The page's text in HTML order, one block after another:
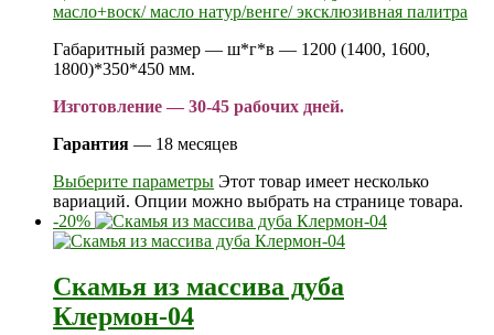
масло+воск/ масло натур/венге/ эксклюзивная палитра
Габаритный размер — ш*г*в — 1200 (1400, 1600,
1800)*350*450 мм.
Изготовление — 30-45 рабочих дней.
Гарантия — 18 месяцев
Выберите параметры Этот товар имеет несколько
вариаций. Опции можно выбрать на странице товара.
-20%
Скамья из массива дуба
Клермон-04